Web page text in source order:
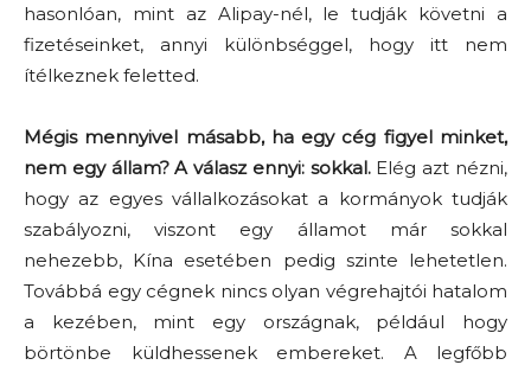
hasonlóan, mint az Alipay-nél, le tudják követni a
fizetéseinket, annyi különbséggel, hogy itt nem
ítélkeznek feletted.
Mégis mennyivel másabb, ha egy cég figyel minket,
nem egy állam? A válasz ennyi: sokkal.Elég azt nézni,
hogy az egyes vállalkozásokat a kormányok tudják
szabályozni, viszont egy államot már sokkal
nehezebb, Kína esetében pedig szinte lehetetlen.
Továbbá egy cégnek nincs olyan végrehajtói hatalom
a kezében, mint egy országnak, például hogy
börtönbe küldhessenek embereket. A legfőbb